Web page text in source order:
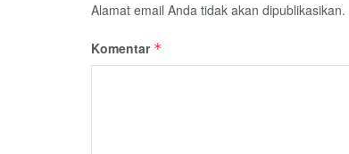
Alamat email Anda tidak akan dipublikasikan.
Komentar *